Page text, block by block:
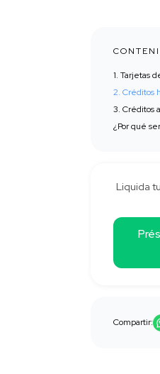
1. Tarjetas
2. Créditos
3. Créditos
¿Por qué
Liquida
Compartir: